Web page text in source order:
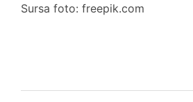
Sursa foto: freepik.com